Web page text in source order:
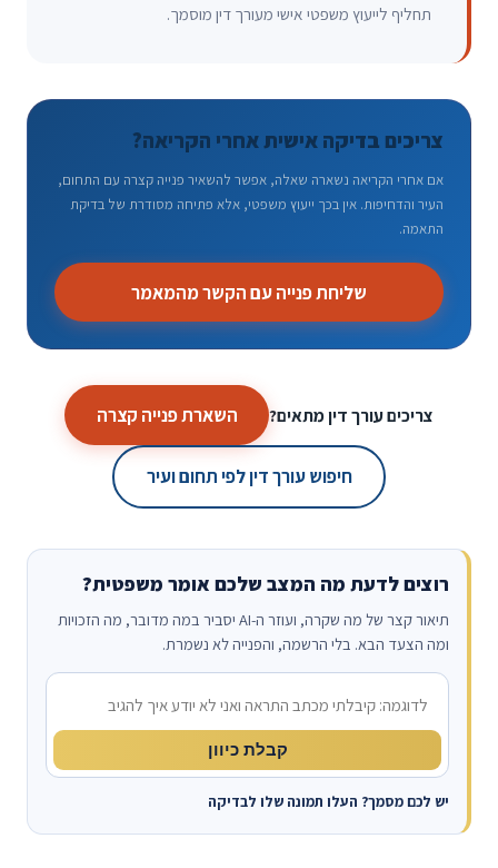
תחליף לייעוץ משפטי אישי מעורך דין מוסמך.
צריכים בדיקה אישית אחרי הקריאה?
אם אחרי הקריאה נשארה שאלה, אפשר להשאיר פנייה קצרה עם התחום,
העיר והדחיפות. אין בכך ייעוץ משפטי, אלא פתיחה מסודרת של בדיקת
התאמה.
שליחת פנייה עם הקשר מהמאמר
צריכים עורך דין מתאים? השארת פנייה קצרה
חיפוש עורך דין לפי תחום ועיר
רוצים לדעת מה המצב שלכם אומר משפטית?
תיאור קצר של מה שקרה, ועוזר ה-AI יסביר במה מדובר, מה הזכויות
ומה הצעד הבא. בלי הרשמה, והפנייה לא נשמרת.
מה קרה?
קבלת כיוון
יש לכם מסמך? העלו תמונה שלו לבדיקה